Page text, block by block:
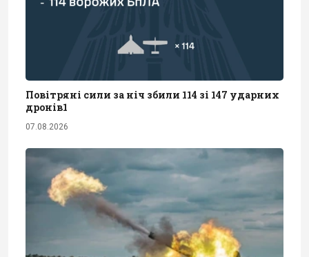
Повітряні сили за ніч збили 114 зі 147 ударних
дронів1
07.08.2026